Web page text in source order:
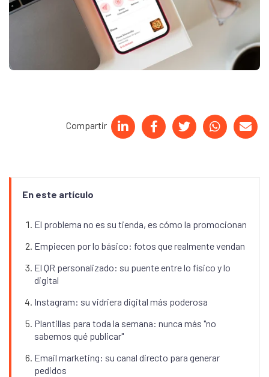
Compartir
En este artículo
El problema no es su tienda, es cómo la promocionan
Empiecen por lo básico: fotos que realmente vendan
El QR personalizado: su puente entre lo físico y lo
digital
Instagram: su vidriera digital más poderosa
Plantillas para toda la semana: nunca más "no
sabemos qué publicar"
Email marketing: su canal directo para generar
pedidos